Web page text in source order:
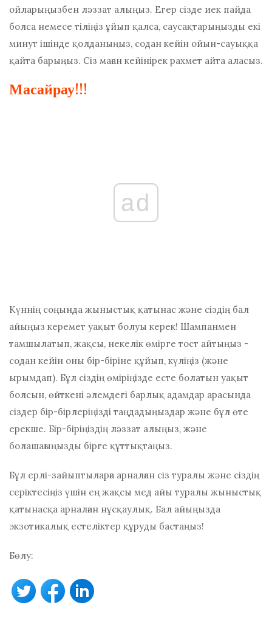
ойларыңызбен ләззат алыңыз. Егер сізде иек пайда
болса немесе тіліңіз ұйып қалса, саусақтарыңызды екі
минут ішінде қолданыңыз, содан кейін ойын-сауыққа
қайта барыңыз. Сіз маған кейінірек рахмет айта аласыз.
Масайрау!!!
ad
Күннің соңында жыныстық қатынас және сіздің бал
айыңыз керемет уақыт болуы керек! Шампанмен
тамшылатып, жақсы, некелік өмірге тост айтыңыз -
содан кейін оны бір-біріне құйып, күліңіз (және
ырымдап). Бұл сіздің өміріңізде есте болатын уақыт
болсын, өйткені әлемдегі барлық адамдар арасында
сіздер бір-бірлеріңізді таңдадыңыздар және бұл өте
ерекше. Бір-біріңіздің ләззат алыңыз, және
болашағыңызды бірге құттықтаңыз.
Бұл ерлі-зайыптыларға арналған сіз туралы және сіздің
серіктесіңіз үшін ең жақсы мед айы туралы жыныстық
қатынасқа арналған нұсқаулық. Бал айыңызда
экзотикалық естеліктер құруды бастаңыз!
Бөлу: